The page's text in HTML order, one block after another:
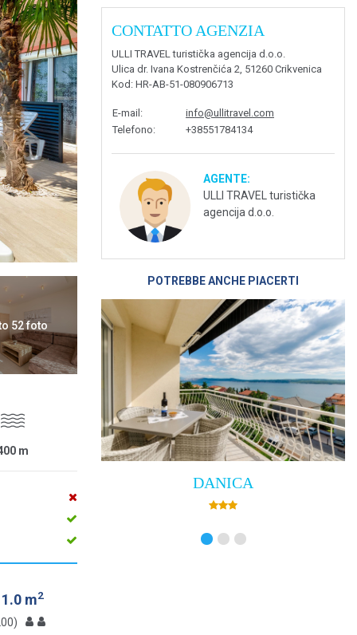
52 foto
m
m2
CONTATTO AGENZIA
ULLI TRAVEL turistička agencija d.o.o.
Ulica dr. Ivana Kostrenčića 2, 51260 Crikvenica
Kod : HR-AB-51-080906713
E-mail :
info@ullitravel.com
Telefono: +38551784134
AGENTE:
ULLI TRAVEL turistička
agencija d.o.o.
POTREBBE ANCHE PIACERTI
DANICA